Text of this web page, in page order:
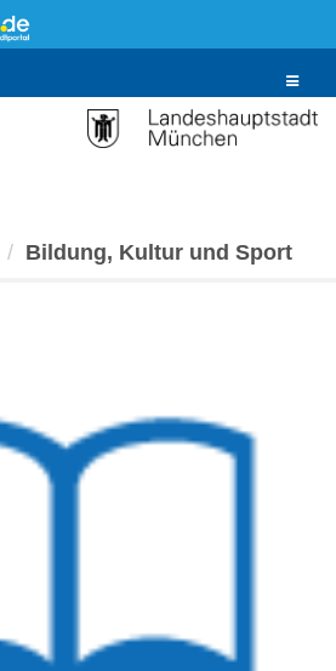
Toggle
Bildung, Kultur und Sport